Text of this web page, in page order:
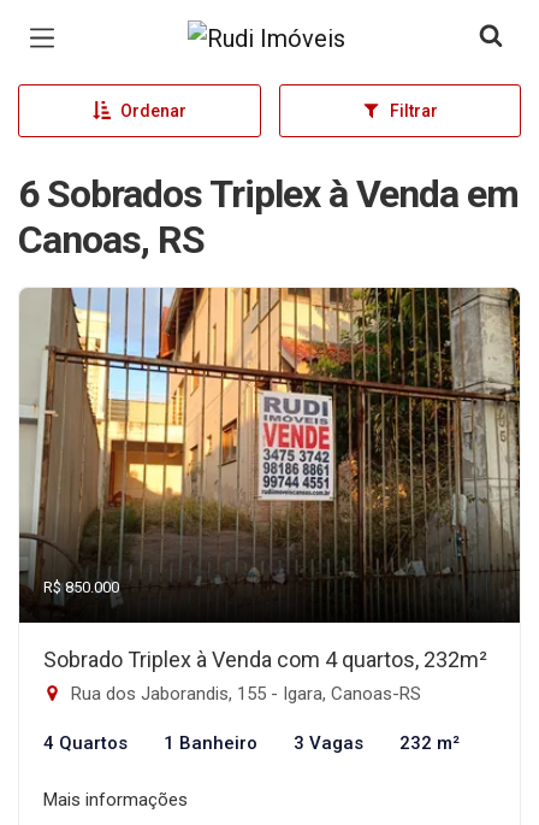
Página inicial
Ordenar Filtrar
6 Sobrados Triplex à Venda em
Canoas, RS
R$ 850.000
Sobrado Triplex à Venda com 4 quartos, 232m²
Rua dos Jaborandis, 155 - Igara, Canoas-RS
4 Quartos 1 Banheiro 3 Vagas 232 m²
Mais informações